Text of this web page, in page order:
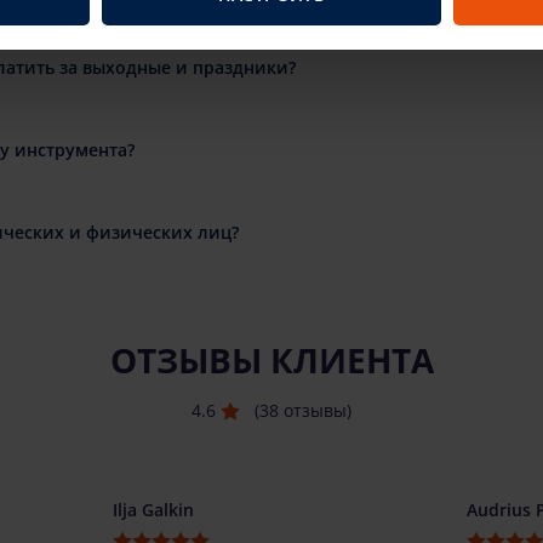
за выходные и праздники?
инструмента?
и физических лиц?
ОТЗЫВЫ КЛИЕНТА
4.6 (38 отзывы)
Ilja Galkin Audrius